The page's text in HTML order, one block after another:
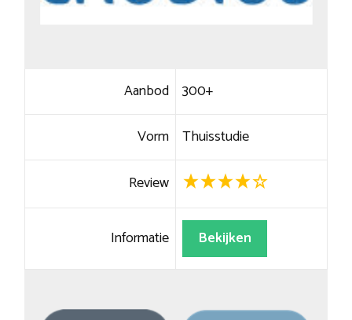
Aanbod 300+
Vorm Thuisstudie
Review
Informatie Bekijken